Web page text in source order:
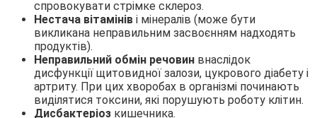
спровокувати стрімке склероз.
Нестача вітамінів і мінералів (може бути
викликана неправильним засвоєнням надходять
продуктів).
Неправильний обмін речовин внаслідок
дисфункції щитовидної залози, цукрового діабету і
артриту. При цих хворобах в організмі починають
виділятися токсини, які порушують роботу клітин.
Дисбактеріоз кишечника.